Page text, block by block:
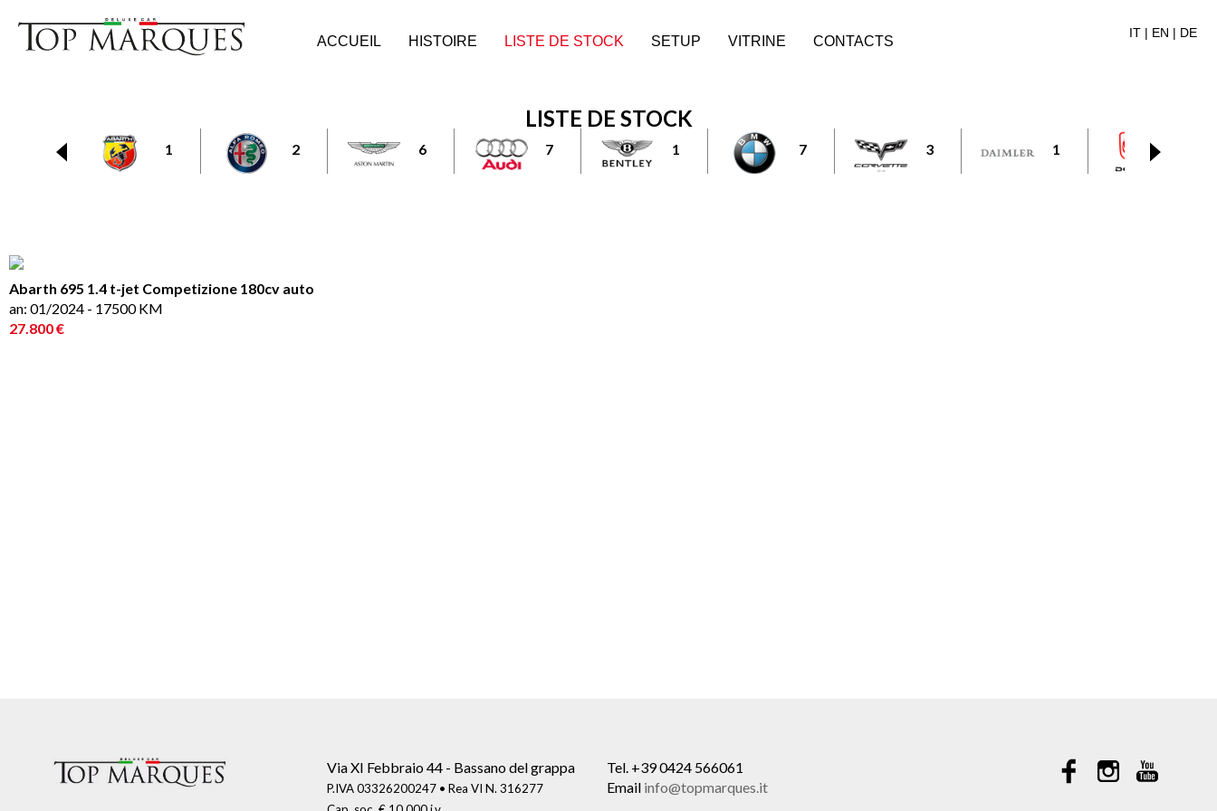
ACCUEIL HISTOIRE LISTE DE STOCK SETUP VITRINE CONTACTS
IT| EN | DE
LISTE DE STOCK
1 2 6 7 1 7 3 1
Abarth 695 1.4 t-jet Competizione 180cv auto
an: 01/2024 - 17500 KM
27.800 €
Via XI Febbraio 44 - Bassano del grappa
P.IVA 03326200247 • Rea VI N. 316277
Tel. +39 0424 566061
Email info@topmarques.it